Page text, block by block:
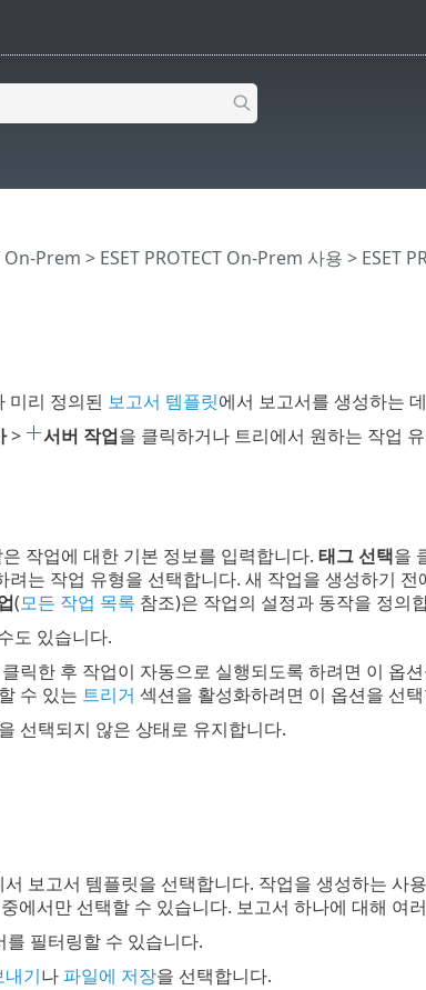
On-Prem > ESET PROTECT On-Prem 사용 > ESET
미리 정의된 보고서 템플릿에서 보고서를 생성하는
> 서버 작업을 클릭하거나 트리에서 원하는 작업
작업에 대한 기본 정보를 입력합니다. 태그 선택을
는 작업 유형을 선택합니다. 새 작업을 생성하기
(모든 작업 목록 참조)은 작업의 설정과 동작을 정의
도 있습니다.
릭한 후 작업이 자동으로 실행되도록 하려면 이 옵
수 있는 트리거 섹션을 활성화하려면 이 옵션을 선
선택되지 않은 상태로 유지합니다.
보고서 템플릿을 선택합니다. 작업을 생성하는 사
에서만 선택할 수 있습니다. 보고서 하나에 대해 여
필터링할 수 있습니다.
기나 파일에 저장을 선택합니다.